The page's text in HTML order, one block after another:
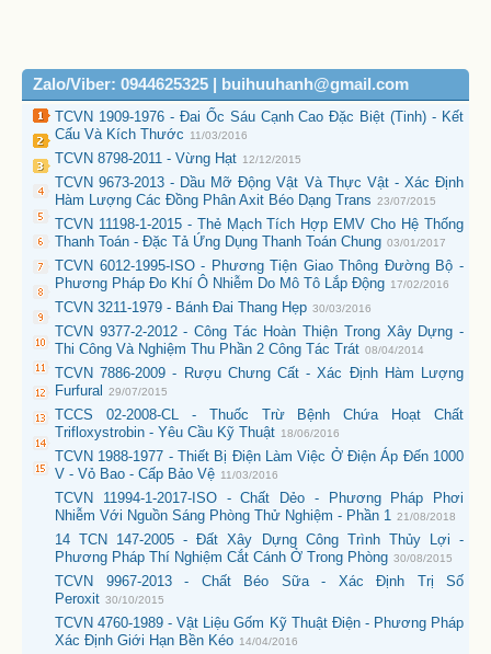
Zalo/Viber: 0944625325 | buihuuhanh@gmail.com
TCVN 1909-1976 - Đai Ốc Sáu Cạnh Cao Đặc Biệt (Tinh) - Kết
Cấu Và Kích Thước
11/03/2016
TCVN 8798-2011 - Vừng Hạt 12/12/2015
TCVN 9673-2013 - Dầu Mỡ Động Vật Và Thực Vật - Xác Định
Hàm Lượng Các Đồng Phân Axit Béo Dạng Trans 23/07/2015
TCVN 11198-1-2015 - Thẻ Mạch Tích Hợp EMV Cho Hệ Thống
Thanh Toán - Đặc Tả Ứng Dụng Thanh Toán Chung 03/01/2017
TCVN 6012-1995-ISO - Phương Tiện Giao Thông Đường Bộ -
Phương Pháp Đo Khí Ô Nhiễm Do Mô Tô Lắp Động 17/02/2016
TCVN 3211-1979 - Bánh Đai Thang Hẹp 30/03/2016
TCVN 9377-2-2012 - Công Tác Hoàn Thiện Trong Xây Dựng -
Thi Công Và Nghiệm Thu Phần 2 Công Tác Trát 08/04/2014
TCVN 7886-2009 - Rượu Chưng Cất - Xác Định Hàm Lượng
Furfural
29/07/2015
TCCS 02-2008-CL - Thuốc Trừ Bệnh Chứa Hoạt Chất
Trifloxystrobin - Yêu Cầu Kỹ Thuật 18/06/2016
TCVN 1988-1977 - Thiết Bị Điện Làm Việc Ở Điện Áp Đến 1000
V - Vỏ Bao - Cấp Bảo Vệ 11/03/2016
TCVN 11994-1-2017-ISO - Chất Dẻo - Phương Pháp Phơi
Nhiễm Với Nguồn Sáng Phòng Thử Nghiệm - Phần 1
21/08/2018
14 TCN 147-2005 - Đất Xây Dựng Công Trình Thủy Lợi -
Phương Pháp Thí Nghiệm Cắt Cánh Ở Trong Phòng 30/08/2015
TCVN 9967-2013 - Chất Béo Sữa - Xác Định Trị Số
Peroxit 30/10/2015
TCVN 4760-1989 - Vật Liệu Gốm Kỹ Thuật Điện - Phương Pháp
Xác Định Giới Hạn Bền Kéo 14/04/2016